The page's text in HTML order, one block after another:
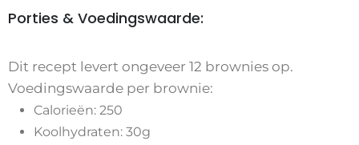
Porties & Voedingswaarde:
Dit recept levert ongeveer 12 brownies op.
Voedingswaarde per brownie:
Calorieën: 250
Koolhydraten: 30g